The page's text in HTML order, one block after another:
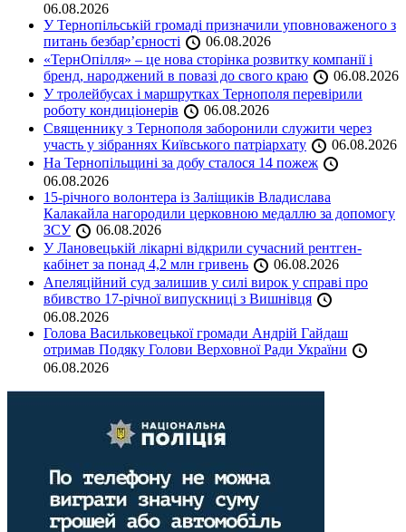
06.08.2026
У Тернопільській громаді призначили уповноваженого з
питань безбар’єрності
06.08.2026
«ТернОпілля» – це нова сторінка розвитку компанії і
бренд, народжений в повазі до свого краю
06.08.2026
У тролейбусах і маршрутках Тернополя перевірили
роботу кондиціонерів
06.08.2026
Священнику з Тернополя заборонили служити через
участь у зібраннях Київського патріархату
06.08.2026
На Тернопільщині за добу сталося 14 пожеж
06.08.2026
15-річного волонтера із Заліщиків Владислава
Калакайла нагородили церковною медаллю за допомогу
ЗСУ
06.08.2026
У Лановецькій лікарні відкрили сучасний рентген-
кабінет за понад 4,2 млн гривень
06.08.2026
Апеляційний суд залишив у силі вирок у справі про
вбивство 17-річної випускниці з Вишнівця
06.08.2026
Голова Васильковецької громади Андрій Гайдаш
отримав Подяку Голови Верховної Ради України
06.08.2026